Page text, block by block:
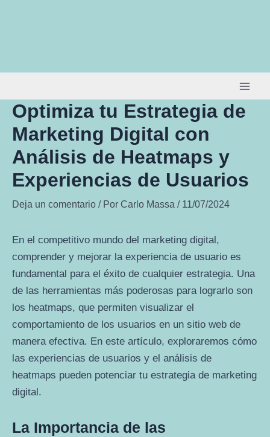
Optimiza tu Estrategia de
Marketing Digital con
Análisis de Heatmaps y
Experiencias de Usuarios
Deja un comentario / Por Carlo Massa / 11/07/2024
En el competitivo mundo del marketing digital,
comprender y mejorar la experiencia de usuario es
fundamental para el éxito de cualquier estrategia. Una
de las herramientas más poderosas para lograrlo son
los heatmaps, que permiten visualizar el
comportamiento de los usuarios en un sitio web de
manera efectiva. En este artículo, exploraremos cómo
las experiencias de usuarios y el análisis de
heatmaps pueden potenciar tu estrategia de marketing
digital.
La Importancia de las